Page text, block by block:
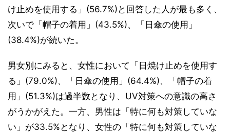
け止めを使用する」(56.7%)と回答した人が最も多く、
次いで「帽子の着用」(43.5%)、「日傘の使用」
(38.4%)が続いた。
男女別にみると、女性において「日焼け止めを使用す
る」(79.0%)、「日傘の使用」(64.4%)、「帽子の着
用」(51.3%)は過半数となり、UV対策への意識の高さ
がうかがえた。一方、男性は「特に何も対策していな
い」が33.5%となり、女性の「特に何も対策していな